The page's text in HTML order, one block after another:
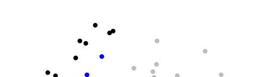
The chart has 1 X axis displaying values. Data ranges from -
The chart has 1 Y axis displaying values. Data ranges from -